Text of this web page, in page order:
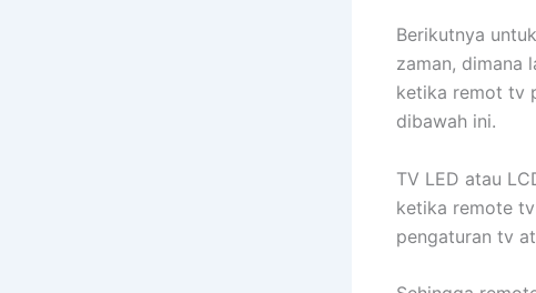
Berikutnya
zaman, dimana
ketika remot tv
dibawah ini.
TV LED atau
ketika remote
pengaturan tv